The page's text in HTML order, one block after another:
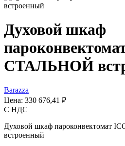
Духовой шкаф
СТАЛЬНОЙ
Barazza
Цена: 330 676,41 ₽
С НДС
Духовой шкаф пароконвектомат
встроенный